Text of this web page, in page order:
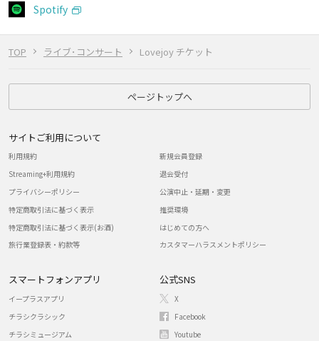
TOP ライブ･コンサート Lovejoy チケット
Spotify
ページトップへ
サイトご利用について
利用規約
Streaming+利用規約
プライバシーポリシー
特定商取引法に基づく表示
特定商取引法に基づく表示(お酒)
旅行業登録表・約款等
新規会員登録
退会受付
公演中止・延期・変更
推奨環境
はじめての方へ
カスタマーハラスメントポリシー
スマートフォンアプリ
イープラスアプリ
チラシクラシック
チラシミュージアム
公式SNS
X
Facebook
Youtube